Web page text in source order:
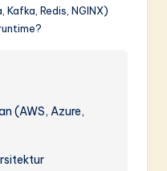
Redis, NGINX)
(AWS, Azure,